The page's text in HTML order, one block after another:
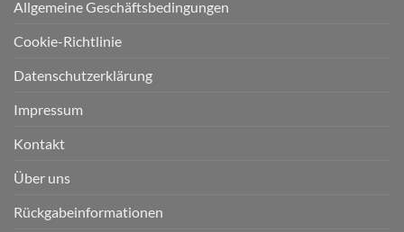
Allgemeine Geschäftsbedingungen
Cookie-Richtlinie
Datenschutzerklärung
Impressum
Kontakt
Über uns
Rückgabeinformationen